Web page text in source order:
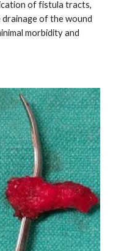
of fistula tracts,
of the wound
morbidity and